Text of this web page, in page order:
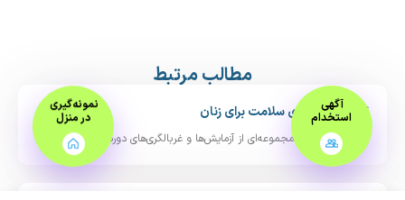
مطالب مرتبط
۷ چکاپ ضروری سلامت برای زنان
چکاپ زنان شامل مجموعه‌ای از آزمایش‌ها و غربالگری‌های دوره‌ای است
نمونه‌گیری
در منزل
آگهی
استخدام